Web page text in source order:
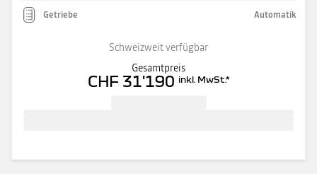
Getriebe Automatik
Schweizweit verfügbar
Gesamtpreis
CHF 31'190 inkl. MwSt.*